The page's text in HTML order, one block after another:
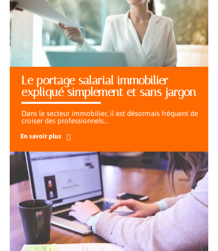
Le portage salarial immobilier
expliqué simplement et sans jargon
Dans le secteur immobilier, il est désormais fréquent de
croiser des professionnels…
En savoir plus